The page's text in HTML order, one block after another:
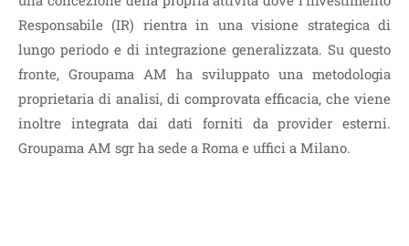
Responsabile (IR) rientra in una visione strategica di
lungo periodo e di integrazione generalizzata. Su questo
fronte, Groupama AM ha sviluppato una metodologia
proprietaria di analisi, di comprovata efficacia, che viene
inoltre integrata dai dati forniti da provider esterni.
Groupama AM sgr ha sede a Roma e uffici a Milano.